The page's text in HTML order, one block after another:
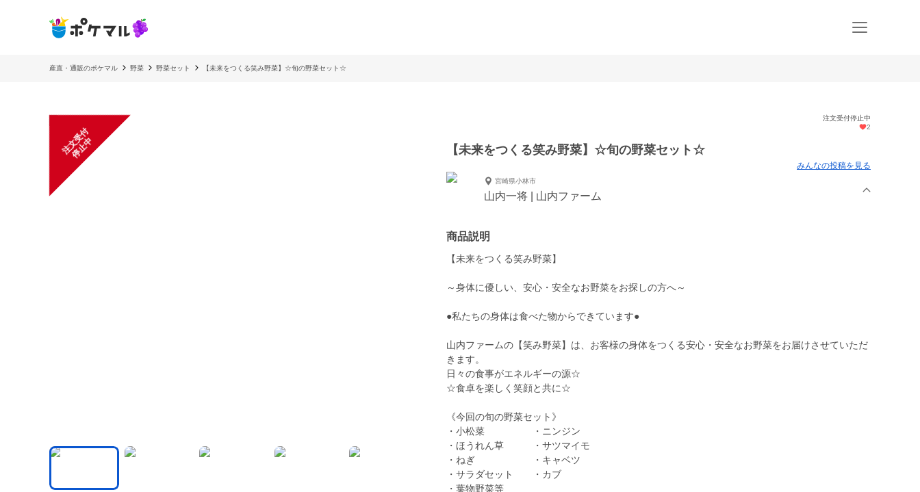
産直・通販のポケマル 野菜 野菜セット 【未来をつくる笑み野菜】☆旬の野菜セット☆
注
文
受
付
停
止
中
注文受付停止中
2
【未来をつくる笑み野菜】☆旬の野菜セット☆
みんなの投稿を見る
宮崎県小林市
山内一将 | 山内ファーム
商品説明
【未来をつくる笑み野菜】
～身体に優しい、安心・安全なお野菜をお探しの方へ～
●私たちの身体は食べた物からできています●
山内ファームの【笑み野菜】は、お客様の身体をつくる安心・安全なお野菜をお届けさせていただ
きます。
日々の食事がエネルギーの源☆
☆食卓を楽しく笑顔と共に☆
《今回の旬の野菜セット》
・小松菜 ・ニンジン
・ほうれん草 ・サツマイモ
・ねぎ ・キャベツ
・サラダセット ・カブ
・葉物野菜等